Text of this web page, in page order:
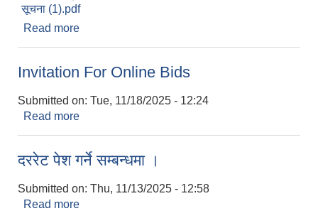
सूचना (1).pdf
Read more
Invitation For Online Bids
Submitted on: Tue, 11/18/2025 - 12:24
Read more
दररेट पेश गर्ने सम्बन्धमा ।
Submitted on: Thu, 11/13/2025 - 12:58
Read more